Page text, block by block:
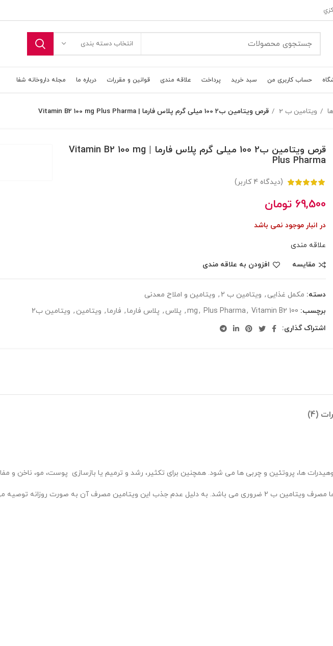
انتخاب دسته بندی
حساب کاربری من سبد خرید پرداخت علاقه مندی قوانین و مقررات درباره ما مجله داروخانه شفا
ويتامين ب 2 قرص ویتامین ب2 100 میلی گرم پلاس فارما | Vitamin B2 100 mg Plus Pharma
قرص ویتامین ب2 100 میلی گرم پلاس فارما | Vitamin B2 100 mg
Plus Pharma
(دیدگاه4 کاربر)
69,500 تومان
در انبار موجود نمی باشد
علاقه مندی
مقایسه
افزودن به علاقه مندی
دسته: مکمل غذایی , ويتامين ب 2 , ویتامین و املاح معدنی
برچسب: 100 mg
, Plus Pharma, Vitamin B2
, پلاس , پلاس فارما, فارما, ویتامین , ویتامین ب2
اشتراک گذاری:
(4)